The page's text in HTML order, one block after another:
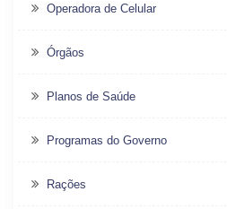
Operadora de Celular
Órgãos
Planos de Saúde
Programas do Governo
Rações